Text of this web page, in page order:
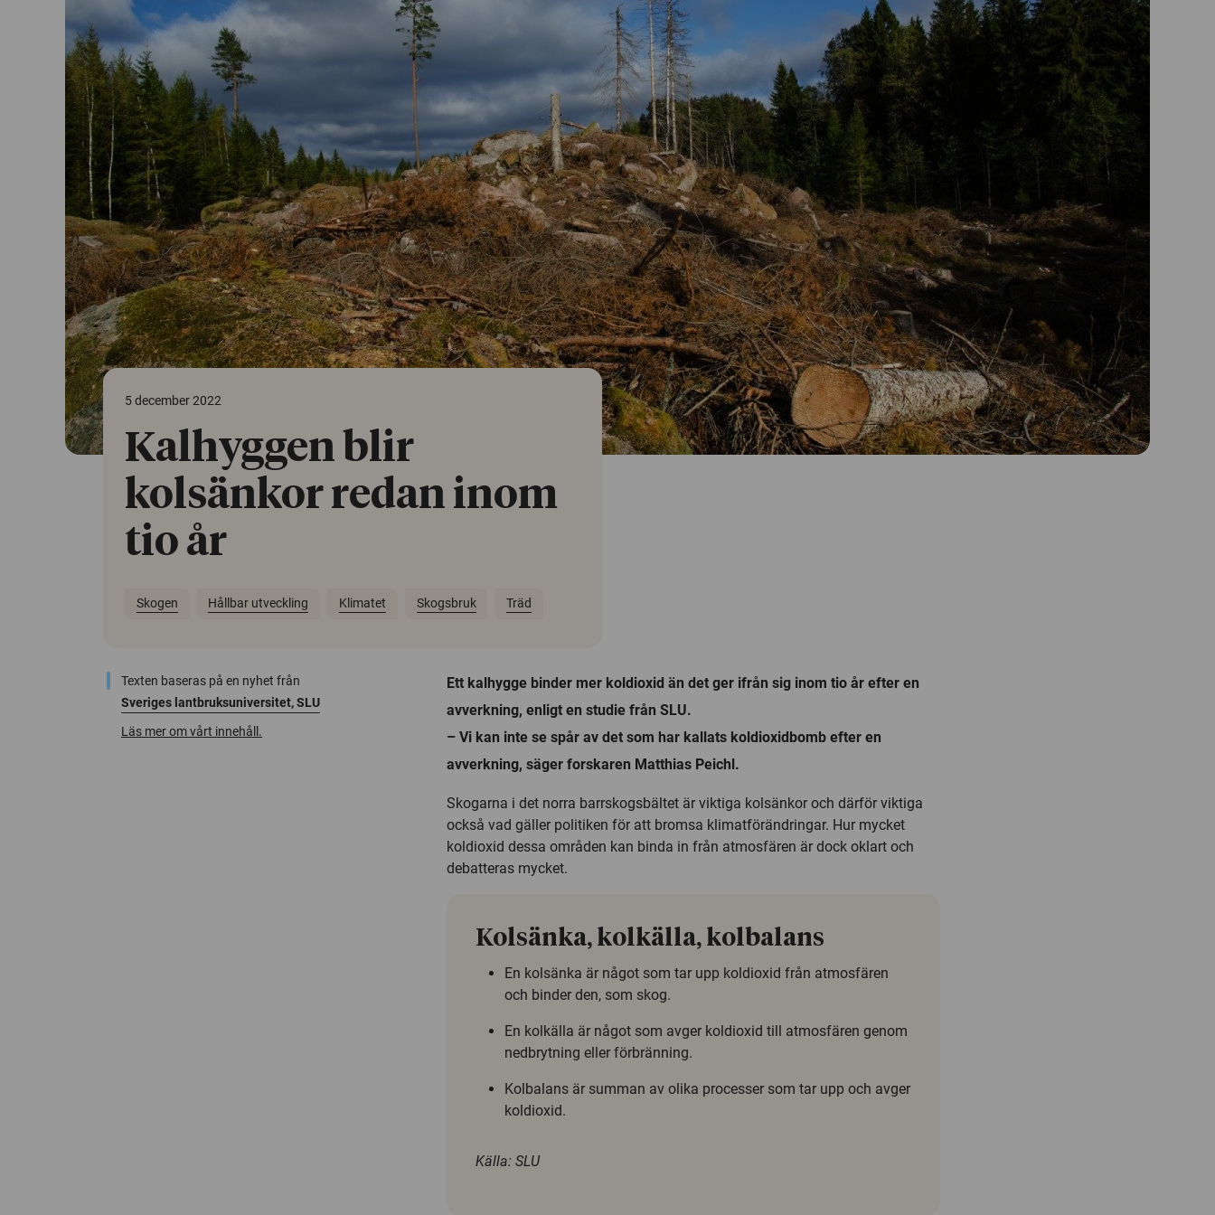
5 december 2022
Kalhyggen blir
kolsänkor redan inom
tio år
Skogen Hållbar utveckling Klimatet Skogsbruk Träd
Texten baseras på en nyhet från
Sveriges lantbruksuniversitet, SLU
Läs mer om vårt innehåll.
Ett kalhygge binder mer koldioxid än det ger ifrån sig inom tio år efter en
avverkning, enligt en studie från SLU.
– Vi kan inte se spår av det som har kallats koldioxidbomb efter en
avverkning, säger forskaren Matthias Peichl.
Skogarna i det norra barrskogsbältet är viktiga kolsänkor och därför viktiga
också vad gäller politiken för att bromsa klimatförändringar. Hur mycket
koldioxid dessa områden kan binda in från atmosfären är dock oklart och
debatteras mycket.
Kolsänka, kolkälla, kolbalans
En kolsänka är något som tar upp koldioxid från atmosfären
och binder den, som skog.
En kolkälla är något som avger koldioxid till atmosfären genom
nedbrytning eller förbränning.
Kolbalans är summan av olika processer som tar upp och avger
koldioxid.
Källa: SLU